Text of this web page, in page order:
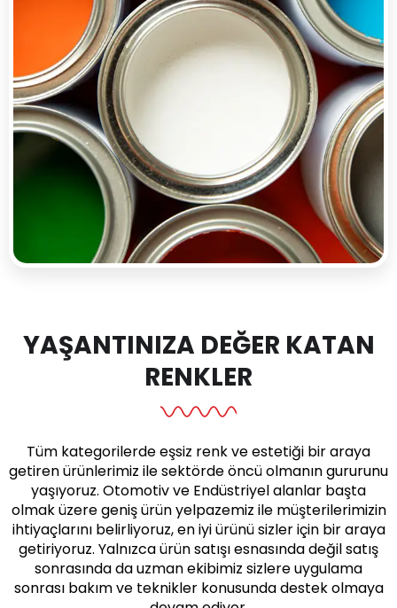
YAŞANTINIZA DEĞER KATAN
RENKLER
Tüm kategorilerde eşsiz renk ve estetiği bir araya
getiren ürünlerimiz ile sektörde öncü olmanın gururunu
yaşıyoruz. Otomotiv ve Endüstriyel alanlar başta
olmak üzere geniş ürün yelpazemiz ile müşterilerimizin
ihtiyaçlarını belirliyoruz, en iyi ürünü sizler için bir araya
getiriyoruz. Yalnızca ürün satışı esnasında değil satış
sonrasında da uzman ekibimiz sizlere uygulama
sonrası bakım ve teknikler konusunda destek olmaya